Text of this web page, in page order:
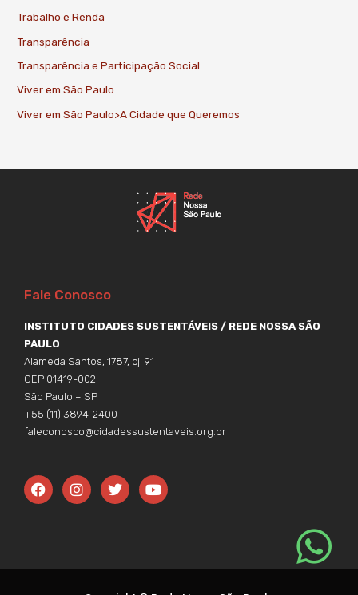
Trabalho e Renda
Transparência
Transparência e Participação Social
Viver em São Paulo
Viver em São Paulo>A Cidade que Queremos
Fale Conosco
INSTITUTO CIDADES SUSTENTÁVEIS / REDE NOSSA SÃO
PAULO
Alameda Santos, 1787, cj. 91
CEP 01419-002
São Paulo – SP
+55 (11) 3894-2400
faleconosco@cidadessustentaveis.org.br
F
a
c
o
I
n
s
r
T
w
i
r
Y
o
u
e